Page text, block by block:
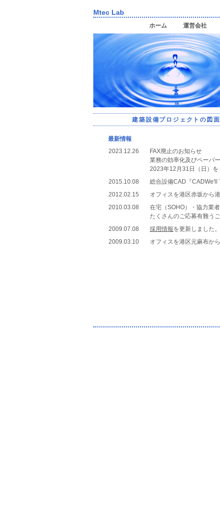
Mtec Lab
ホーム 運営会社
建築設備プロジェクトの図
最新情報
2023.12.26
FAX廃止のお知らせ
業務の効率化及びペーパ
2023年12月31日（日）
2015.10.08
総合設備CAD『CADWe'll
2012.02.15
オフィスを港区赤坂から
2010.03.08
在宅（SOHO）・協力業
たくさんのご応募有難う
2009.07.08
採用情報を更新しました。
2009.03.10
オフィスを港区元麻布か